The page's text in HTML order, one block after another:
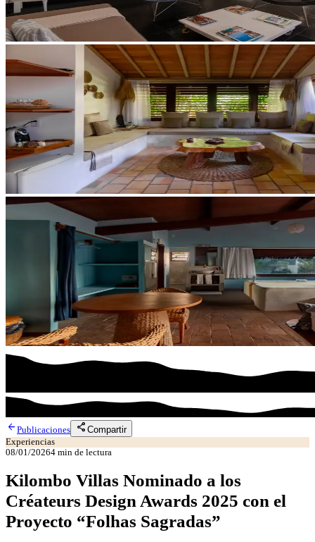
arrow_back Publicaciones share Compartir
Experiencias
08/01/20264 min de lectura
Kilombo Villas Nominado a los
Créateurs Design Awards 2025 con el
Proyecto “Folhas Sagradas”